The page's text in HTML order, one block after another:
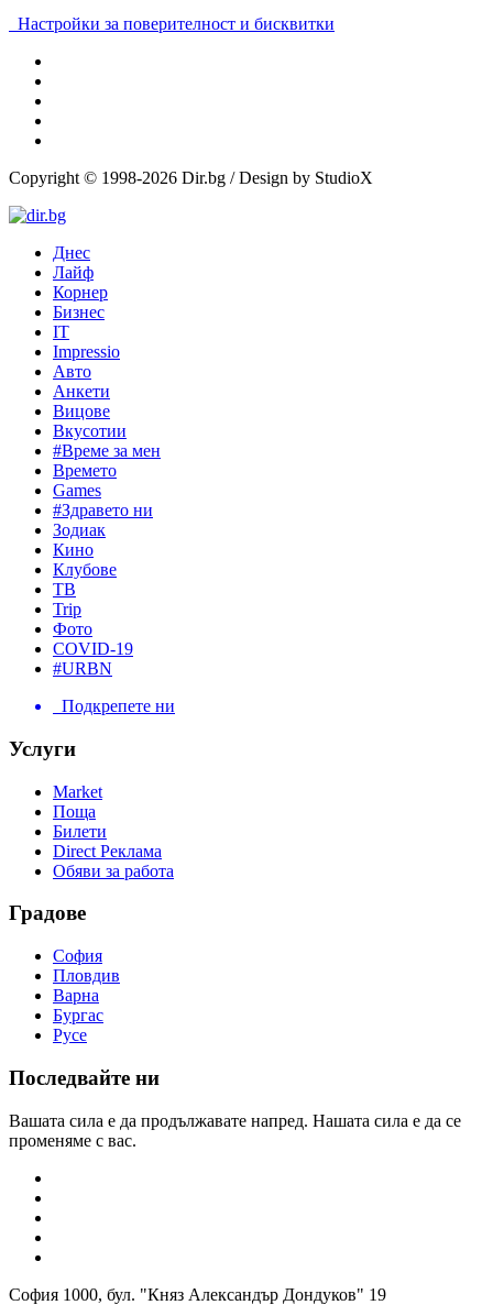
Настройки за поверителност и бисквитки
Copyright © 1998-2026 Dir.bg / Design by StudioX
Днес
Лайф
Корнер
Бизнес
IT
Impressio
Авто
Анкети
Вицове
Вкусотии
#Време за мен
Времето
Games
#Здравето ни
Зодиак
Кино
Клубове
ТВ
Trip
Фото
COVID-19
#URBN
Подкрепете ни
Услуги
Market
Поща
Билети
Direct Реклама
Обяви за работа
Градове
София
Пловдив
Варна
Бургас
Русе
Последвайте ни
Вашата сила е да продължавате напред. Нашата сила е да се
променяме с вас.
София 1000, бул. "Княз Александър Дондуков" 19